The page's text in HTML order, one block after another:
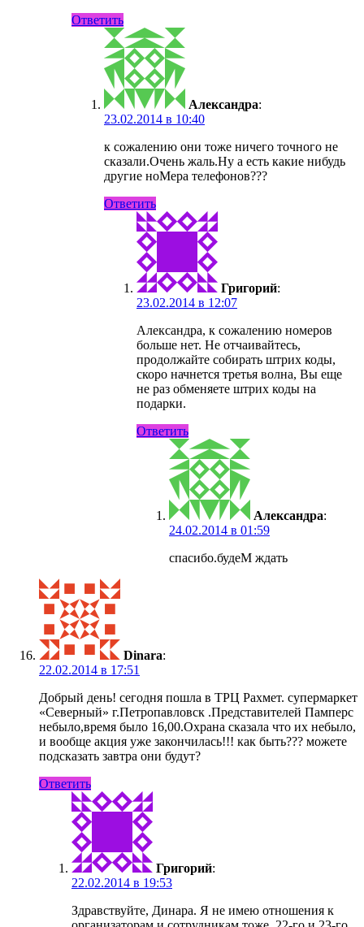
Ответить
Александра:
23.02.2014 в 10:40
к сожалению они тоже ничего точного не
сказали.Очень жаль.Ну а есть какие нибудь
другие ноMера телефонов???
Ответить
Григорий:
23.02.2014 в 12:07
Александра, к сожалению номеров
больше нет. Не отчаивайтесь,
продолжайте собирать штрих коды,
скоро начнется третья волна, Вы еще
не раз обменяете штрих коды на
подарки.
Ответить
Александра:
24.02.2014 в 01:59
спасибо.будеM ждать
Dinara:
22.02.2014 в 17:51
Добрый день! сегодня пошла в ТРЦ Рахмет. супермаркет
«Северный» г.Петропавловск .Представителей Памперс
небыло,время было 16,00.Охрана сказала что их небыло,
и вообще акция уже закончилась!!! как быть??? можете
подсказать завтра они будут?
Ответить
Григорий:
22.02.2014 в 19:53
Здравствуйте, Динара. Я не имею отношения к